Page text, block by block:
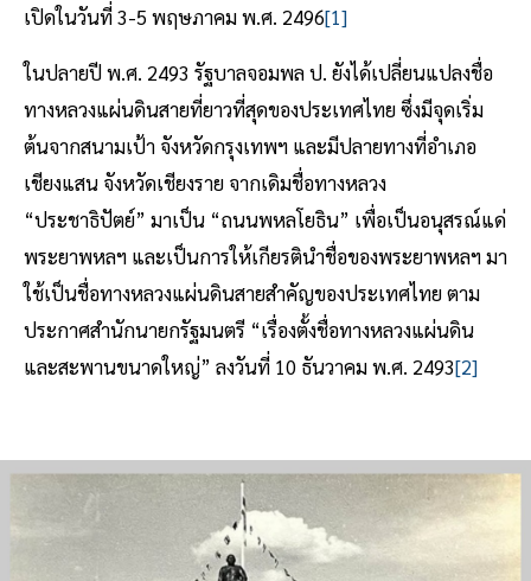
เปิดในวันที่ 3-5 พฤษภาคม พ.ศ. 2496[1]
ในปลายปี พ.ศ. 2493 รัฐบาลจอมพล ป. ยังได้เปลี่ยนแปลงชื่อ
ทางหลวงแผ่นดินสายที่ยาวที่สุดของประเทศไทย ซึ่งมีจุดเริ่ม
ต้นจากสนามเป้า จังหวัดกรุงเทพฯ และมีปลายทางที่อำเภอ
เชียงแสน จังหวัดเชียงราย จากเดิมชื่อทางหลวง
“ประชาธิปัตย์” มาเป็น “ถนนพหลโยธิน” เพื่อเป็นอนุสรณ์แด่
พระยาพหลฯ และเป็นการให้เกียรตินำชื่อของพระยาพหลฯ มา
ใช้เป็นชื่อทางหลวงแผ่นดินสายสำคัญของประเทศไทย ตาม
ประกาศสำนักนายกรัฐมนตรี “เรื่องตั้งชื่อทางหลวงแผ่นดิน
และสะพานขนาดใหญ่” ลงวันที่ 10 ธันวาคม พ.ศ. 2493[2]